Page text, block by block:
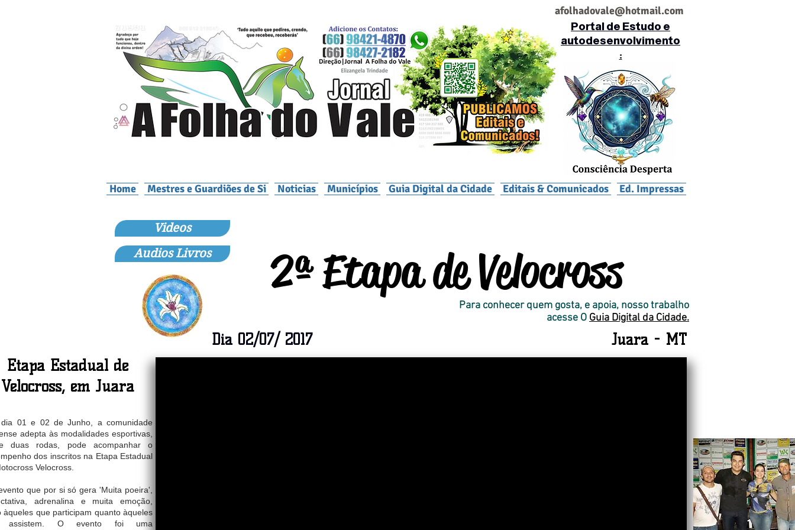
afolhadovale@hotmail.com
Portal de Estudo e
autodesenvolvimento
:
Home Mestres e Guardiões de Si Noticias Municípios Guia Digital da Cidade Editais & Comunicados Ed. Impressas
2ª Etapa de Velocross
Para conhecer quem gosta, e apoia, nosso trabalho
acesse O Guia Digital da Cidade.
Dia 02/07/ 2017 Juara - MT
Videos
Audios Livros
Etapa Estadual de
Velocross, em Juara
01 e 02 de Junho, a comunidade
adepta às modalidades esportivas,
duas rodas, pode acompanhar o
dos inscritos na Etapa Estadual
Velocross.
que por si só gera 'Muita poeira',
adrenalina e muita emoção,
àqueles que participam quanto àqueles
assistem. O evento foi uma